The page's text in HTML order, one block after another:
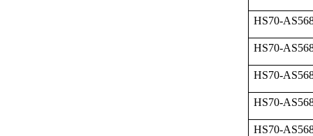
HS70-
HS70-
HS70-
HS70-
HS70-